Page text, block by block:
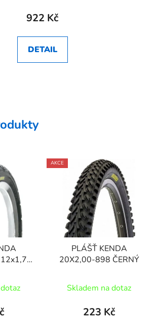
922 Kč
DETAIL
AKCE
PLÁŠŤ KENDA
20X2,00-898 ČERNÝ
Skladem na dotaz
223 Kč